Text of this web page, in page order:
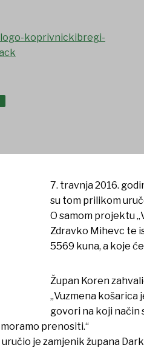
u
7. travnja 2016.
su tom prilikom
O samom projektu
Zdravko Mihevc te
5569 kuna, a koje
Župan Koren
„Vuzmena košarica
govori na koji način
prenositi.“
je zamjenik župana